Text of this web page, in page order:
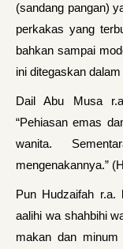
(sandang pangan)
perkakas yang
bahkan sampai
ini ditegaskan
Dail Abu Musa
“Pehiasan emas
wanita.
mengenakannya.”
Pun Hudzaifah r.a.
aalihi wa shahbihi
makan dan